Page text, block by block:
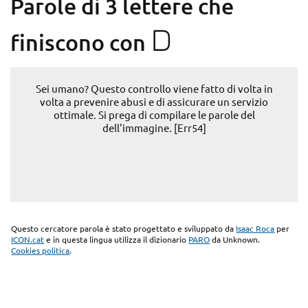
Parole di 3 lettere che
finiscono con D
Sei umano? Questo controllo viene fatto di volta in
volta a prevenire abusi e di assicurare un servizio
ottimale. Si prega di compilare le parole del
dell'immagine. [Err54]
Questo cercatore parola è stato progettato e sviluppato da Isaac Roca per
ICON.cate in questa lingua utilizza il dizionario PAROda Unknown.
Cookies politica.